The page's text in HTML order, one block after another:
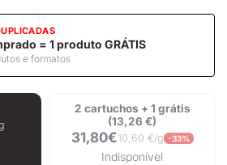
= 1 produto GRÁTIS
e formatos
2 cartuchos + 1 grátis
(13,26 €)
31,80€10,60 €/g -33%
Indisponível